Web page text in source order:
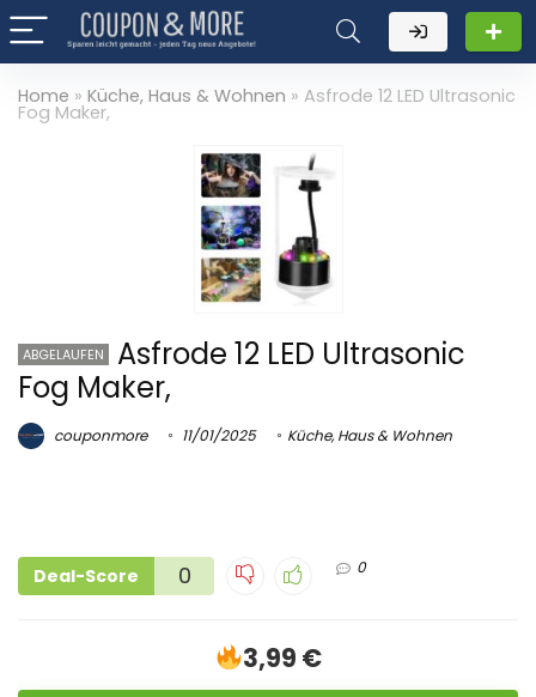
Home » Küche, Haus & Wohnen » Asfrode 12 LED Ultrasonic
Fog Maker,
ABGELAUFEN
Asfrode 12 LED Ultrasonic
Fog Maker,
couponmore 11/01/2025 Küche, Haus & Wohnen
Deal-Score 0 0
3,99 €